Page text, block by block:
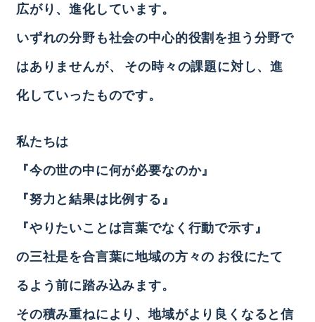
広がり、進化しています。
いずれの分野も社会の中心的役割を担う分野で
はありませんが、
その時々の課題に対し、進
化していったものです。
私たちは
『今の世の中に何が必要なのか』
『努力と結果は比例する』
『やりたいことは言葉でなく行動で示す』
の三社是を合言葉に地域の方々の お役にたて
るよう前に踏み込みます。
その積み重ねにより、地域がより良くなると信